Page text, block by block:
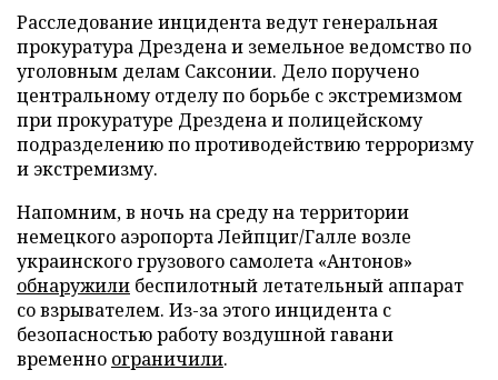
Расследование инцидента ведут генеральная
прокуратура Дрездена и земельное ведомство по
уголовным делам Саксонии. Дело поручено
центральному отделу по борьбе с экстремизмом
при прокуратуре Дрездена и полицейскому
подразделению по противодействию терроризму
и экстремизму.
Напомним, в ночь на среду на территории
немецкого аэропорта Лейпциг/Галле возле
украинского грузового самолета «Антонов»
обнаружили беспилотный летательный аппарат
со взрывателем. Из-за этого инцидента с
безопасностью работу воздушной гавани
временно ограничили.